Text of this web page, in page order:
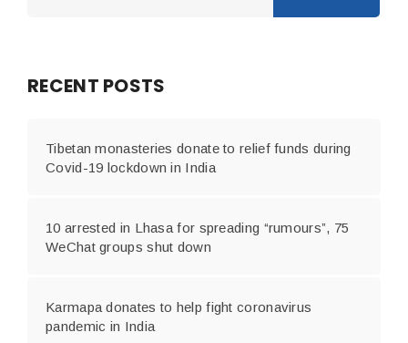
RECENT POSTS
Tibetan monasteries donate to relief funds during
Covid-19 lockdown in India
10 arrested in Lhasa for spreading “rumours”, 75
WeChat groups shut down
Karmapa donates to help fight coronavirus
pandemic in India